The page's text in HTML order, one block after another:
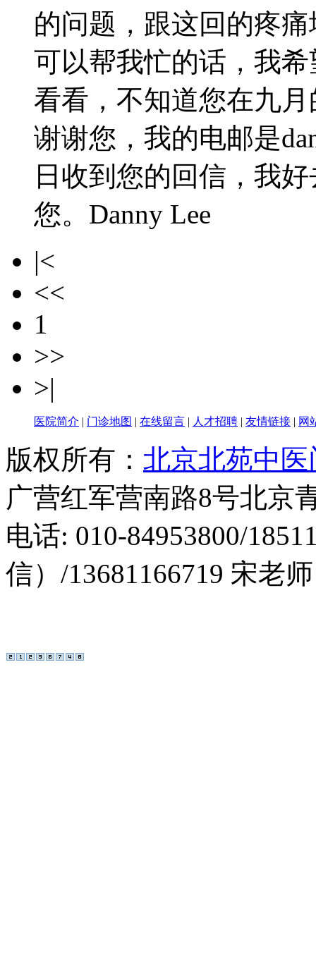
的问题，跟这回的疼
可以帮我忙的话，我
看看，不知道您在九
谢谢您，我的电邮是
日收到您的回信，我
您。Danny Lee
|<
<<
1
>>
>|
医院简介 | 门诊地图 | 在线留言 | 人才招聘 | 友情链接 | 网
版权所有： 北京北苑中医
广营红军营南路8号北京
电话: 010-84953800/
信）/13681166719 宋老